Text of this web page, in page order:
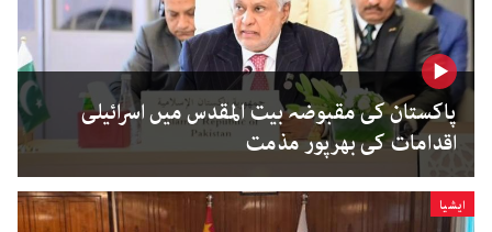
پاکستان کی مقبوضہ بیت المقدس میں اسرائیلی
اقدامات کی بھرپور مذمت
ایشیا